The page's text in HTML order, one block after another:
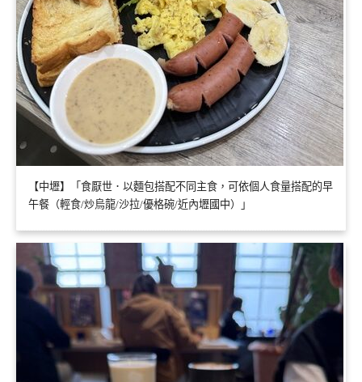
【中壢】「食厭世．以麵包搭配不同主食，可依個人食量搭配的早
午餐（輕食/炒烏龍/沙拉/優格碗/近內壢國中）」